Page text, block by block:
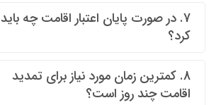
7. در صورت پایان اعتبار اقامت چه باید
کرد؟
8. کمترین زمان مورد نیاز برای تمدید
اقامت چند روز است؟